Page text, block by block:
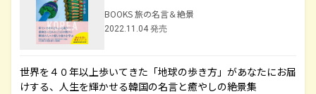
BOOKS 旅の名言＆絶景
2022.11.04 発売
世界を４０年以上歩いてきた「地球の歩き方」があなたにお届
けする、人生を輝かせる韓国の名言と癒やしの絶景集